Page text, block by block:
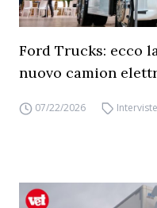
Ford Trucks: ecco
nuovo camion
07/22/2026 Interviste